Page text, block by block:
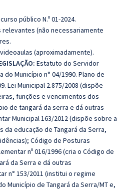
público N.º 01-2024.
(não necessariamente
(aproximadamente).
Estatuto do Servidor
do Município n° 04/1990. Plano de
Lei Municipal 2.875/2008 (dispõe
funções e vencimentos dos
de tangará da serra e dá outras
Municipal 163/2012 (dispõe sobre a
educação de Tangará da Serra,
Código de Posturas
nº 016/1996 (cria o Código de
da Serra e dá outras
n° 153/2011 (institui o regime
Município de Tangará da Serra/MT e,